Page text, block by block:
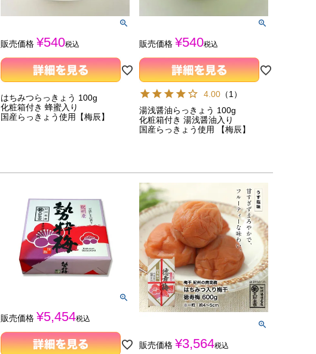
販売価格 ¥540税込
はちみつらっきょう 100g
化粧箱付き 蜂蜜入り
国産らっきょう使用【梅辰】
販売価格 ¥540税込
4.00 （1 ）
湯浅醤油らっきょう 100g
化粧箱付き 湯浅醤油入り
国産らっきょう使用 【梅辰】
販売価格 ¥5,454税込
販売価格 ¥3,564税込